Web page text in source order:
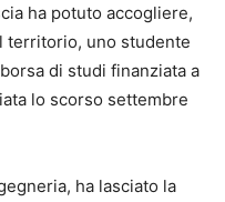
ha potuto accogliere,
territorio, uno studente
di studi finanziata a
lo scorso settembre
ha lasciato la